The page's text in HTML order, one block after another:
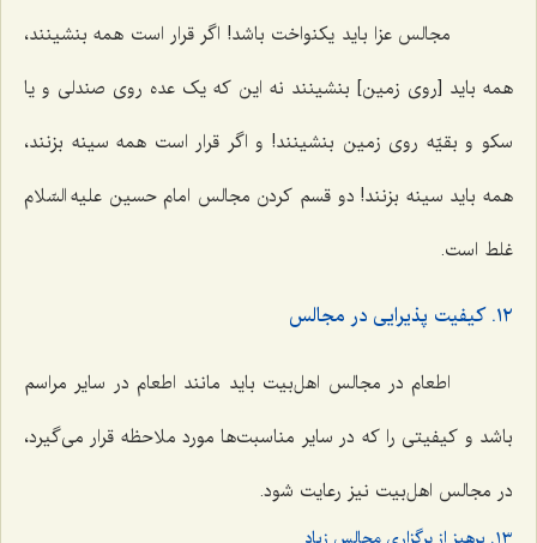
مجالس عزا باید یکنواخت باشد! اگر قرار است همه بنشینند،
همه باید [روی زمین] بنشینند نه این که یک عده روی صندلی و یا
سکو و بقیّه روی زمین بنشینند! و اگر قرار است همه سینه بزنند،
همه باید سینه بزنند! دو قسم کردن مجالس امام حسین علیه السّلام
غلط است.
١٢. کیفیت پذیرایی در مجالس
اطعام در مجالس اهل‌بیت باید مانند اطعام در سایر مراسم
باشد و کیفیتی را که در سایر مناسبت‌ها مورد ملاحظه قرار می‌گیرد،
در مجالس اهل‌بیت نیز رعایت شود.